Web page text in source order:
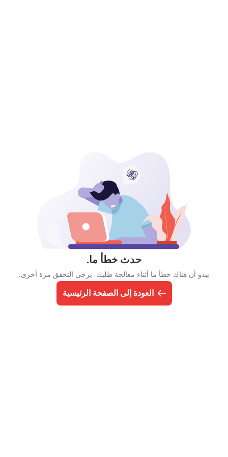
حدث خطأ ما.
يبدو أن هناك خطأ ما أثناء معالجة طلبك. يرجى التحقق مرة أخرى.
العودة إلى الصفحة الرئيسية